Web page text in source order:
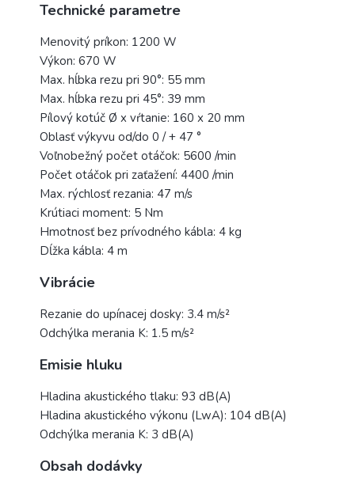
Technické parametre
Menovitý príkon: 1200 W
Výkon: 670 W
Max. hĺbka rezu pri 90°: 55 mm
Max. hĺbka rezu pri 45°: 39 mm
Pílový kotúč Ø x vŕtanie: 160 x 20 mm
Oblasť výkyvu od/do‌ 0 / + 47 °
Voľnobežný počet otáčok: 5600 /min
Počet otáčok pri zaťažení: 4400 /min
Max. rýchlosť rezania: 47 m/s
Krútiaci moment: 5 Nm
Hmotnosť bez prívodného kábla: 4 kg
Dĺžka kábla: 4 m
Vibrácie
Rezanie do upínacej dosky: 3.4 m/s²
Odchýlka merania K: 1.5 m/s²
Emisie hluku
Hladina akustického tlaku: 93 dB(A)
Hladina akustického výkonu (LwA): 104 dB(A)
Odchýlka merania K: 3 dB(A)
Obsah dodávky